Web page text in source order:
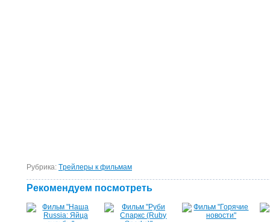
Рубрика: Tрейлеры к фильмам
Рекомендуем посмотреть